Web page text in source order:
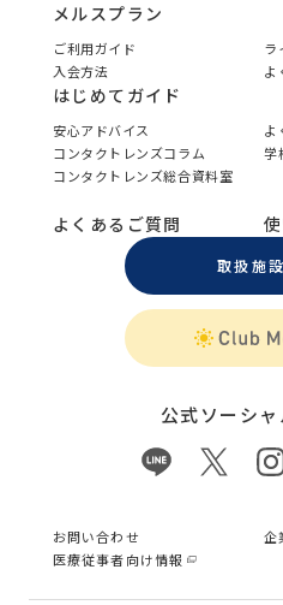
メルスプラン
ご利用ガイド
ラ
入会方法
よ
はじめてガイド
安心アドバイス
よ
コンタクトレンズコラム
学
コンタクトレンズ総合資料室
よくあるご質問
取扱施
公式ソーシ
お問い合わせ
企
医療従事者向け情報